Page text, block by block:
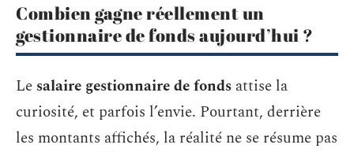
Combien gagne réellement un
gestionnaire de fonds aujourd’hui ?
Le salaire gestionnaire de fonds attise la
curiosité, et parfois l’envie. Pourtant, derrière
les montants affichés, la réalité ne se résume pas